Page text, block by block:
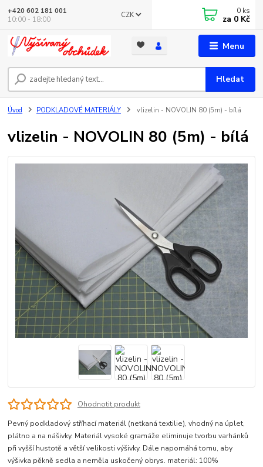
Menu
CZK
Hledat
+420 602 181 001
10:00 - 18:00
0 ks
za 0 Kč
Úvod PODKLADOVÉ MATERIÁLY vlizelin - NOVOLIN 80 (5m) - bílá
vlizelin - NOVOLIN 80 (5m) - bílá
Ohodnotit produkt
Pevný podkladový stříhací materiál (netkaná textilie), vhodný na úplet,
plátno a na nášivky. Materiál vysoké gramáže eliminuje tvorbu varhánků
při vyšší hustotě a větší velikosti výšivky. Dále napomáhá tomu, aby
výšivka pěkně sedla a neměla uskočený obrys. materiál: 100%